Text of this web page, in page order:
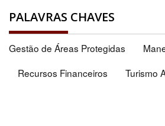
PALAVRAS CHAVES
Gestão de Áreas Protegidas
Recursos Financeiros
Turismo